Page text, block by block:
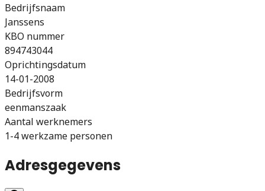
Bedrijfsnaam
Janssens
KBO nummer
894743044
Oprichtingsdatum
14-01-2008
Bedrijfsvorm
eenmanszaak
Aantal werknemers
1-4 werkzame personen
Adresgegevens